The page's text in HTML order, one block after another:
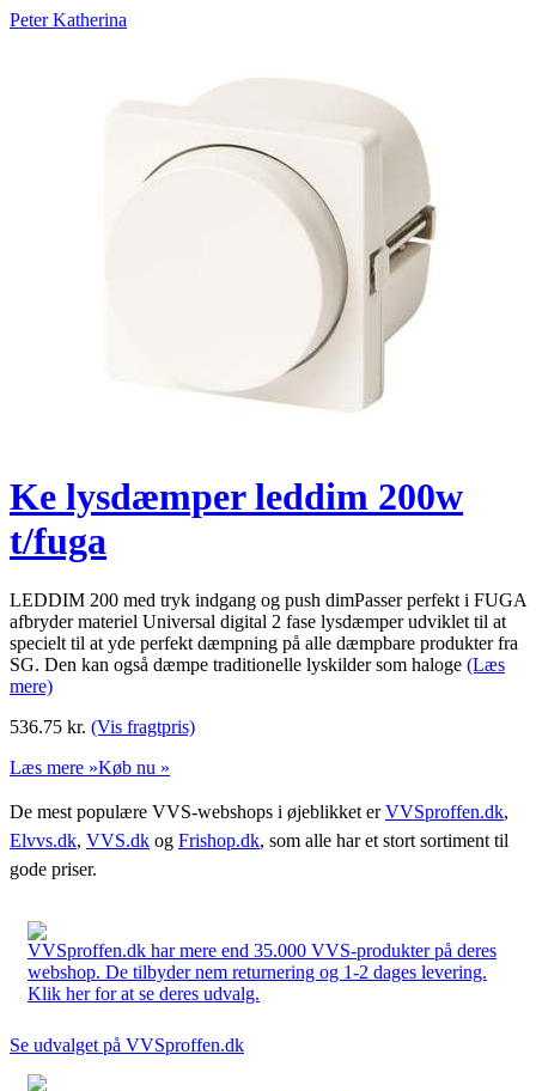
Peter Katherina
Ke lysdæmper leddim 200w
t/fuga
LEDDIM 200 med tryk indgang og push dimPasser perfekt i FUGA
afbryder materiel Universal digital 2 fase lysdæmper udviklet til at
specielt til at yde perfekt dæmpning på alle dæmpbare produkter fra
SG. Den kan også dæmpe traditionelle lyskilder som haloge (Læs
mere)
536.75 kr. (Vis fragtpris)
Læs mere »Køb nu »
De mest populære VVS-webshops i øjeblikket erVVSproffen.dk,
Elvvs.dk, VVS.dk og Frishop.dk, som alle har et stort sortiment til
gode priser.
VVSproffen.dk har mere end 35.000 VVS-produkter på deres
webshop. De tilbyder nem returnering og 1-2 dages levering.
Klik her for at se deres udvalg.
Se udvalget på VVSproffen.dk